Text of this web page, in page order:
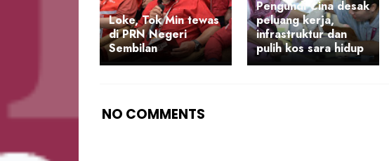
Loke, Tok Min tewas
di PRN Negeri
Sembilan
Pengundi Cina desak
peluang kerja,
infrastruktur dan
pulih kos sara hidup
NO COMMENTS